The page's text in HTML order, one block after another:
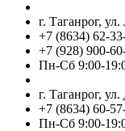
г. Таганрог,
+7 (8634) 62-
+7 (928) 900-
Пн-Cб 9:00-
г. Таганрог,
+7 (8634) 60-
Пн-Сб 9:00-